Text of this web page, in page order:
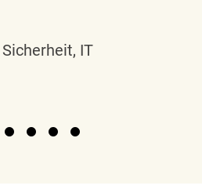
Sicherheit, IT